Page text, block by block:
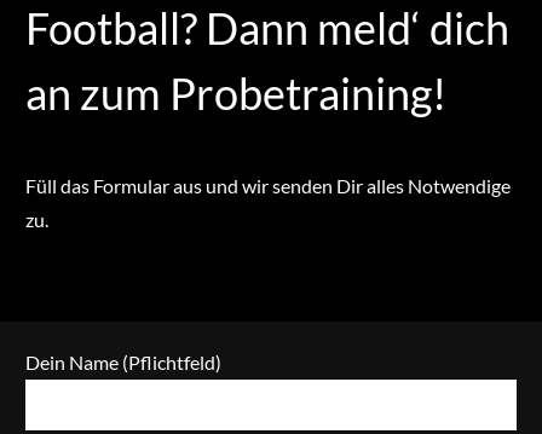
Football? Dann meld‘ dich
an zum Probetraining!
Füll das Formular aus und wir senden Dir alles Notwendige
zu.
Dein Name (Pflichtfeld)